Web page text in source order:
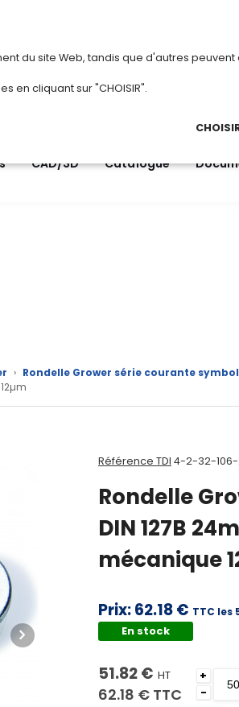
Du 3 au
CAD/3D Catalogue
› Rondelle Grower série courante
Référence TDI 4-2-32-
Rondelle
DIN 127B
mécanique
Prix:62.18 € TTC les
En stock
51.82 € HT
62.18 € TTC
+
-
du site Web, tandis que d'autres
en cliquant sur "CHOISIR".